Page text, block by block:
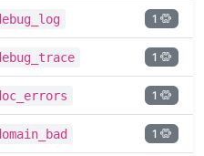
1
1
1
1